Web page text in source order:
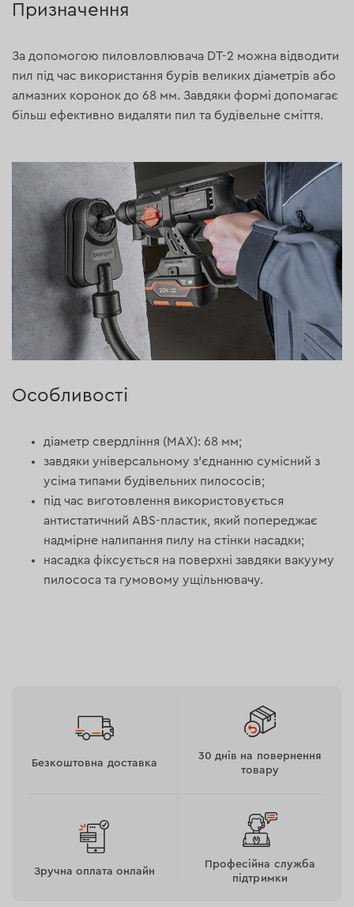
Призначення
За допомогою пиловловлювача DT-2 можна відводити
пил під час використання бурів великих діаметрів або
алмазних коронок до 68 мм. Завдяки формі допомагає
більш ефективно видаляти пил та будівельне сміття.
Особливості
діаметр свердління (МАХ): 68 мм;
завдяки універсальному з'єднанню сумісний з
усіма типами будівельних пилососів;
під час виготовлення використовується
антистатичний ABS-пластик, який попереджає
надмірне налипання пилу на стінки насадки;
насадка фіксується на поверхні завдяки вакууму
пилососа та гумовому ущільнювачу.
Безкоштовна доставка
30 днів на повернення
товару
Зручна оплата онлайн
Професійна служба
підтримки